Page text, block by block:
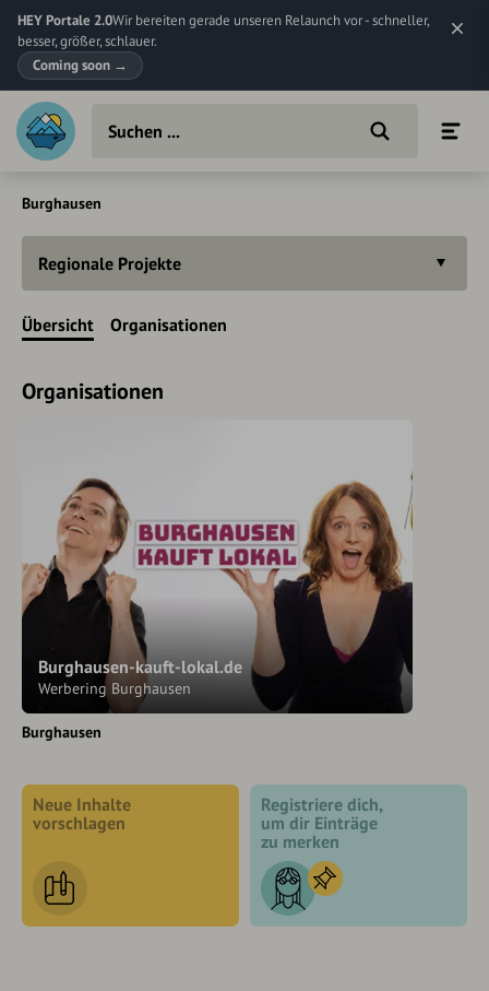
HEY Portale 2.0Wir bereiten gerade unseren Relaunch vor - schneller,
besser, größer, schlauer.
Coming soon →
Burghausen
Regionale Projekte
Übersicht Organisationen
Organisationen
Burghausen-kauft-lokal.de
Werbering Burghausen
Burghausen
Neue Inhalte
vorschlagen
Registriere dich,
um dir Einträge
zu merken